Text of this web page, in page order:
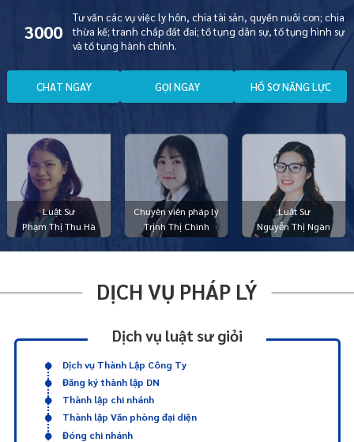
Luật Sư
Phạm Thị Thu Hà
Chuyên viên pháp lý
Trịnh Thị Chình
Luật Sư
Nguyễn Thị Ngàn
3000
Tư vấn các vụ việc ly hôn, chia tài sản, quyền nuôi con; chia
thừa kế; tranh chấp đất đai; tố tụng dân sự, tố tụng hình sự
và tố tụng hành chính.
CHAT NGAY GỌI NGAY HỒ SƠ NĂNG LỰC
DỊCH VỤ PHÁP LÝ
Dịch vụ luật sư giỏi
Dịch vụ Thành Lập Công Ty
Đăng ký thành lập DN
Thành lập chi nhánh
Thành lập Văn phòng đại diện
Đóng chi nhánh